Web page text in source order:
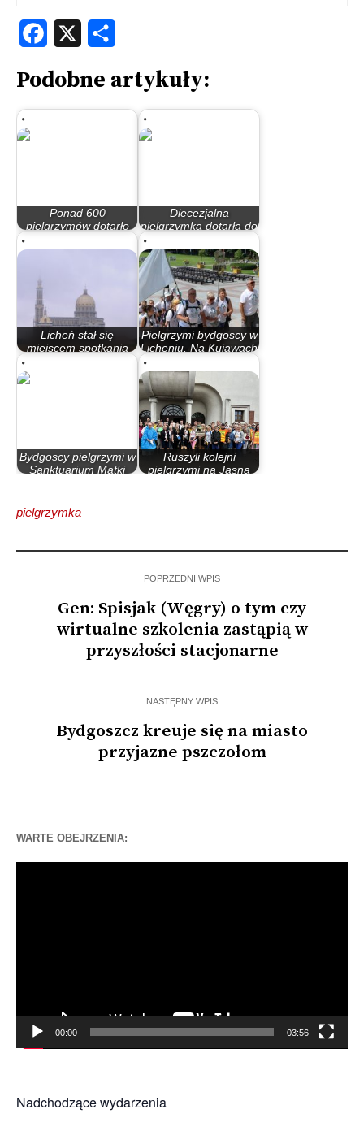
Facebook
Podobne artykuły:
Ponad 600
pielgrzymów dotarło
Diecezjalna
pielgrzymka dotarła do
Licheń stał się
miejscem spotkania
Pielgrzymi bydgoscy w
Licheniu. Na Kujawach
Bydgoscy pielgrzymi w
Sanktuarium Matki
Ruszyli kolejni
pielgrzymi na Jasną
pielgrzymka
POPRZEDNI WPIS
Gen: Spisjak (Węgry) o tym czy
wirtualne szkolenia zastąpią w
przyszłości stacjonarne
NASTĘPNY WPIS
Bydgoszcz kreuje się na miasto
przyjazne pszczołom
WARTE OBEJRZENIA:
00:00 03:56
Nadchodzące wydarzenia